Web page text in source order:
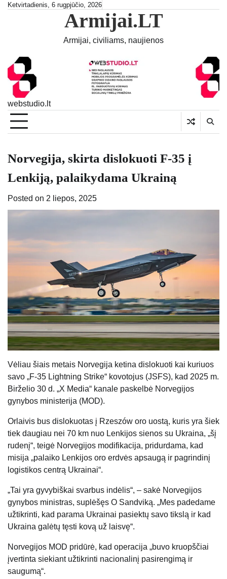
SkipKetvirtadienis, 6 rugpjūčio, 2026
Armijai.LT
Armijai, civiliams, naujienos
webstudio.lt
Norvegija, skirta dislokuoti F-35 į
Lenkiją, palaikydama Ukrainą
Posted on 2 liepos, 2025
Vėliau šiais metais Norvegija ketina dislokuoti kai kuriuos
savo „F-35 Lightning Strike“ kovotojus (JSFS), kad 2025 m.
Birželio 30 d. „X Media“ kanale paskelbė Norvegijos
gynybos ministerija (MOD).
Orlaivis bus dislokuotas į Rzeszów oro uostą, kuris yra šiek
tiek daugiau nei 70 km nuo Lenkijos sienos su Ukraina, „šį
rudenį“, teigė Norvegijos modifikacija, pridurdama, kad
misija „palaiko Lenkijos oro erdvės apsaugą ir pagrindinį
logistikos centrą Ukrainai“.
„Tai yra gyvybiškai svarbus indėlis“, – sakė Norvegijos
gynybos ministras, suplėšęs O Sandviką. „Mes padedame
užtikrinti, kad parama Ukrainai pasiektų savo tikslą ir kad
Ukraina galėtų tęsti kovą už laisvę“.
Norvegijos MOD pridūrė, kad operacija „buvo kruopščiai
įvertinta siekiant užtikrinti nacionalinį pasirengimą ir
saugumą“.